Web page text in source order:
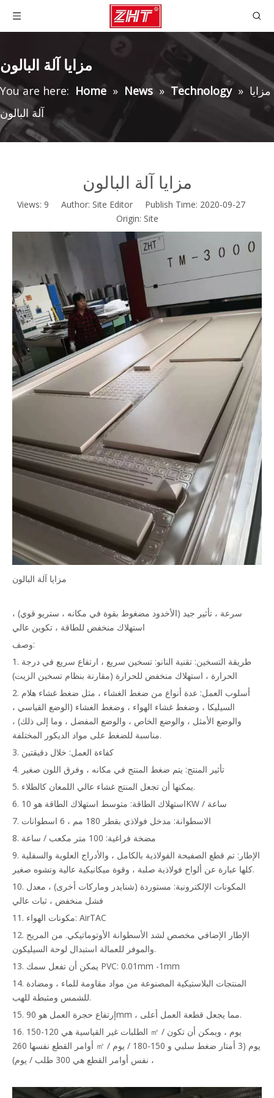
مزايا آلة البالون
You are here: Home » News » Technology » مزايا
آلة البالون
مزايا آلة البالون
Views: 9 Author: Site Editor Publish Time: 2020-09-27
Origin: Site
مزايا آلة البالون
سرعة ، تأثير جيد (الأخدود مضغوط بقوة في مكانه ، ستريو قوي) ،
استهلاك منخفض للطاقة ، تكوين عالي
وصف:
1. طريقة التسخين: تقنية النانو: تسخين سريع ، ارتفاع سريع في درجة
الحرارة ، استهلاك منخفض للحرارة (مقارنة بنظام تسخين الزيت)
2. أسلوب العمل: عدة أنواع من ضغط الغشاء ، مثل ضغط غشاء هلام
السيليكا ، وضغط غشاء الهواء ، وضغط الغشاء (الوضع القياسي ،
والوضع الأمثل ، والوضع الخاص ، والوضع المفضل ، وما إلى ذلك) ،
مناسبة للضغط على مواد الديكور المختلفة.
3. كفاءة العمل: خلال دقيقتين
4. تأثير المنتج: يتم ضغط المنتج في مكانه ، وفرق اللون صغير
5. يمكنها أن تجعل المنتج غشاء عالي اللمعان كالطلاء.
6. استهلاك الطاقة: متوسط استهلاك الطاقة هو 10KW / ساعة
7. الاسطوانة: مدخل فولاذي بقطر 180 مم ، 6 اسطوانات
8. مضخة فراغية: 100 متر مكعب / ساعة
9. الإطار: تم قطع الصفيحة الفولاذية بالكامل ، والأدراج العلوية والسفلية
كلها عبارة عن ألواح فولاذية صلبة ، وقوة ميكانيكية عالية وتشوه صغير.
10. المكونات الإلكترونية: مستوردة (شنايدر وماركات أخرى) ، معدل
فشل منخفض ، ثبات عالي
11. مكونات الهواء: AirTAC
12. الإطار الإضافي مخصص لشد الأسطوانة الأوتوماتيكي. من المريح
والموفر للعمالة استبدال لوحة السيليكون.
13. يمكن أن تفعل سمك PVC: 0.01mm -1mm
14. المنتجات البلاستيكية المصنوعة من مواد مقاومة للماء ، ومضادة
للشمس ومثبطة للهب.
15. إرتفاع حجرة العمل هو 90mm ، مما يجعل قطعة العمل أعلى.
16. الطلبات غير القياسية هي 120-150 ㎡ / يوم ، ويمكن أن تكون
أوامر القطع نفسها 260 ㎡ / يوم (3 أمتار ضغط سلبي و 150-180 / يوم
، نفس أوامر القطع هي 300 طلب / يوم)